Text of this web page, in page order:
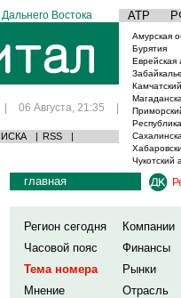
Востока АТР
| 06 Августа, 21:35 |
| RSS |
Амурская
Бурятия
Еврейская
Чукотский
главная
Регион сегодня
Компании
Часовой пояс
Финансы
Тема номера
Рынки
Мнение
Отрасль